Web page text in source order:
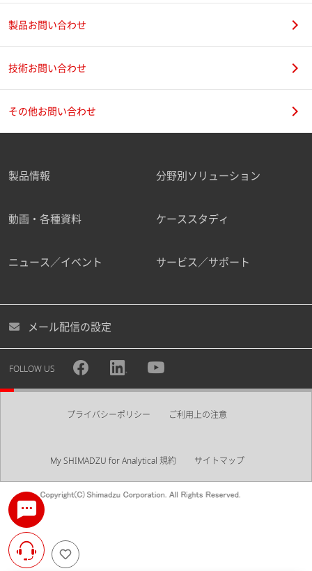
製品お問い合わせ
技術お問い合わせ
その他お問い合わせ
製品情報 分野別ソリューション
動画・各種資料 ケーススタディ
ニュース／イベント サービス／サポート
メール配信の設定
FOLLOW US
プライバシーポリシー ご利用上の注意
My SHIMADZU for Analytical 規約 サイトマップ